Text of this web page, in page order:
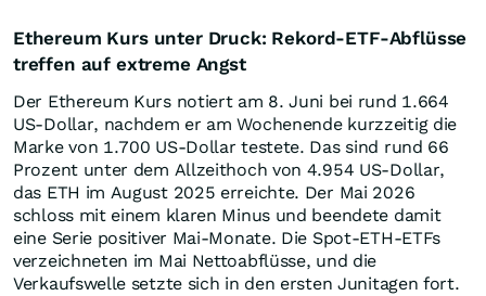
Ethereum Kurs unter Druck: Rekord-ETF-Abflüsse
treffen auf extreme Angst
Der Ethereum Kurs notiert am 8. Juni bei rund 1.664
US-Dollar, nachdem er am Wochenende kurzzeitig die
Marke von 1.700 US-Dollar testete. Das sind rund 66
Prozent unter dem Allzeithoch von 4.954 US-Dollar,
das ETH im August 2025 erreichte. Der Mai 2026
schloss mit einem klaren Minus und beendete damit
eine Serie positiver Mai-Monate. Die Spot-ETH-ETFs
verzeichneten im Mai Nettoabflüsse, und die
Verkaufswelle setzte sich in den ersten Junitagen fort.